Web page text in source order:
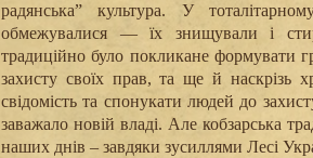
радянська” культура. У
обмежувалися — їх знищували і
традиційно було покликане формувати
захисту своїх прав, та ще й наскрізь
свідомість та спонукати людей до
заважало новій владі. Але кобзарська
наших днів – завдяки зусиллями Лесі